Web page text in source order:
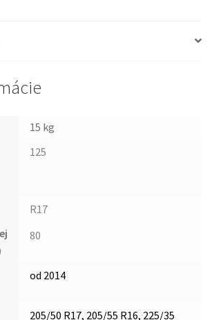
15 kg
125
R17
80
od 2014
205/50 R17, 205/55 R16, 225/35